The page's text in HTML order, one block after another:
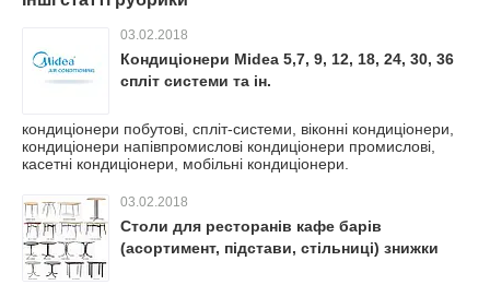
03.02.2018
Кондиціонери Midea 5,7, 9, 12, 18, 24, 30, 36
спліт системи та ін.
кондиціонери побутові, спліт-системи, віконні кондиціонери,
кондиціонери напівпромислові кондиціонери промислові,
касетні кондиціонери, мобільні кондиціонери.
03.02.2018
Столи для ресторанів кафе барів
(асортимент, підстави, стільниці) знижки